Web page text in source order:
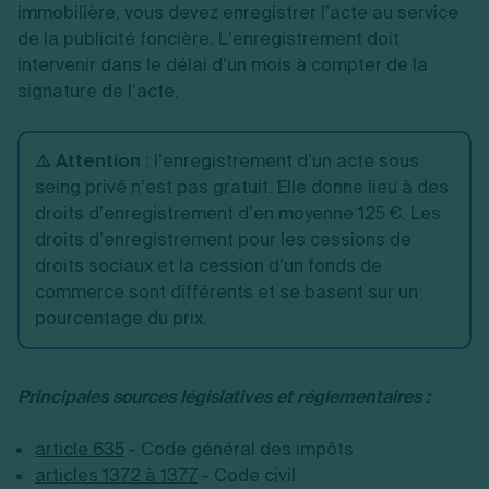
immobilière, vous devez enregistrer l’acte au service
de la publicité foncière. L’enregistrement doit
intervenir dans le délai d’un mois à compter de la
signature de l’acte.
⚠️ Attention : l’enregistrement d’un acte sous
seing privé n’est pas gratuit. Elle donne lieu à des
droits d’enregistrement d’en moyenne 125 €. Les
droits d’enregistrement pour les cessions de
droits sociaux et la cession d’un fonds de
commerce sont différents et se basent sur un
pourcentage du prix.
Principales sources législatives et réglementaires :
article 635 - Code général des impôts
articles 1372 à 1377 - Code civil